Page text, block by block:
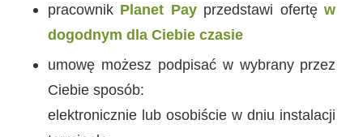
pracownik Planet Payprzedstawi ofertęw
dogodnym dla Ciebie czasie
umowę możesz podpisać w wybrany przez
Ciebie sposób:
elektronicznie lub osobiście w dniu instalacji